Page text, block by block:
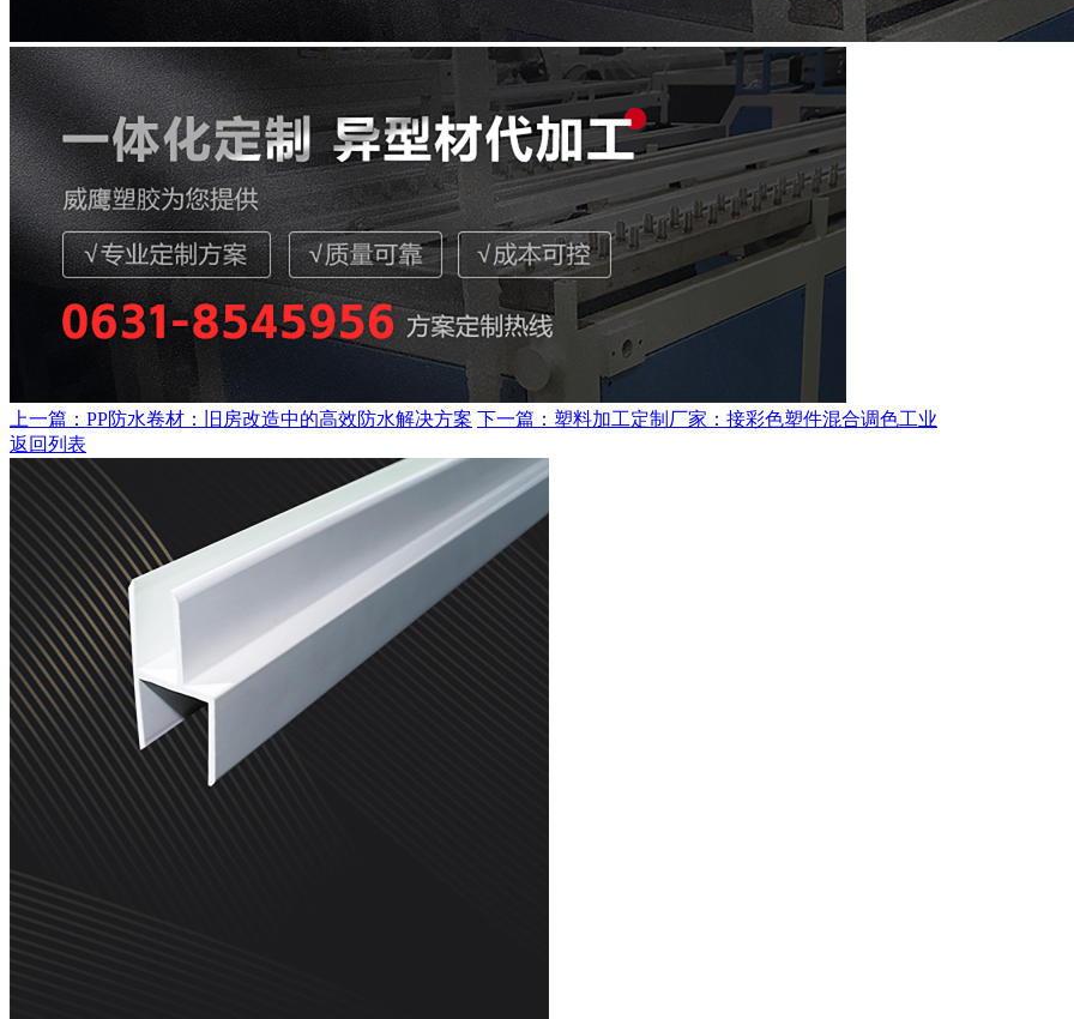
上一篇：PP防水卷材：旧房改造中的高效防水解决方案 下一篇：塑料加工定制厂家：接彩色塑件混合调色工业
返回列表